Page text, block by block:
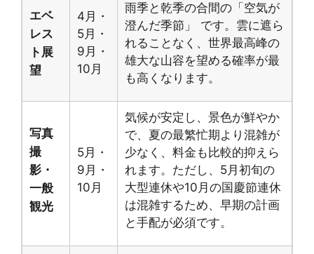
エベ
レス
ト展
望
4月・
5月・
9月・
10月
雨季と乾季の合間の「空気が
澄んだ季節」 です。雲に遮ら
れることなく、世界最高峰の
雄大な山容を望める確率が最
も高くなります。
写真
撮
影・
一般
観光
5月・
9月・
10月
気候が安定し、景色が鮮やか
で、夏の最繁忙期より混雑が
少なく、料金も比較的抑えら
れます。ただし、5月初旬の
大型連休や10月の国慶節連休
は混雑するため、早期の計画
と手配が必須です。